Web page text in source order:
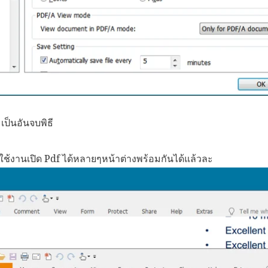
ป็นอันจบพิธี
ช้งานเปิด Pdf ได้หลายๆหน้าต่างพร้อมกันได้แล้วละ